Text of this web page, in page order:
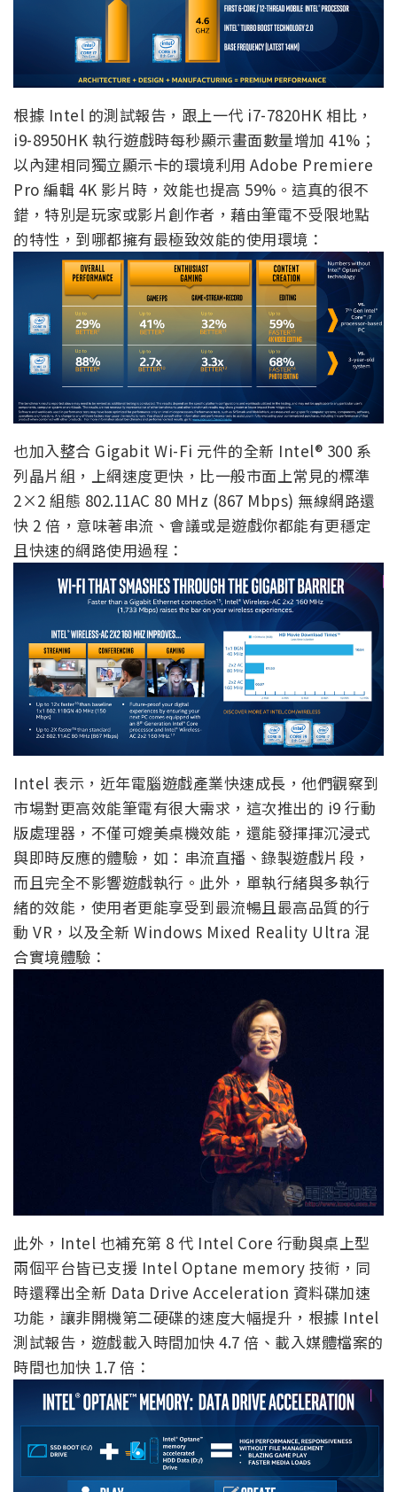
根據 Intel 的測試報告，跟上一代 i7-7820HK 相比，
i9-8950HK 執行遊戲時每秒顯示畫面數量增加 41%；
以內建相同獨立顯示卡的環境利用 Adobe Premiere
Pro 編輯 4K 影片時，效能也提高 59%。這真的很不
錯，特別是玩家或影片創作者，藉由筆電不受限地點
的特性，到哪都擁有最極致效能的使用環境：
也加入整合 Gigabit Wi-Fi 元件的全新 Intel® 300 系
列晶片組，上網速度更快，比一般市面上常見的標準
2×2 組態 802.11AC 80 MHz (867 Mbps) 無線網路還
快 2 倍，意味著串流、會議或是遊戲你都能有更穩定
且快速的網路使用過程：
Intel 表示，近年電腦遊戲產業快速成長，他們觀察到
市場對更高效能筆電有很大需求，這次推出的 i9 行動
版處理器，不僅可媲美桌機效能，還能發揮揮沉浸式
與即時反應的體驗，如：串流直播、錄製遊戲片段，
而且完全不影響遊戲執行。此外，單執行緒與多執行
緒的效能，使用者更能享受到最流暢且最高品質的行
動 VR，以及全新 Windows Mixed Reality Ultra 混
合實境體驗：
此外，Intel 也補充第 8 代 Intel Core 行動與桌上型
兩個平台皆已支援 Intel Optane memory 技術，同
時還釋出全新 Data Drive Acceleration 資料碟加速
功能，讓非開機第二硬碟的速度大幅提升，根據 Intel
測試報告，遊戲載入時間加快 4.7 倍、載入媒體檔案的
時間也加快 1.7 倍：